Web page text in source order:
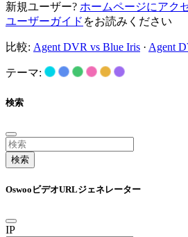
新規ユーザー? ホームページにアク
ユーザーガイド をお読みください
比較: Agent DVR vs Blue Iris · Agent
テーマ:
検索
検索
OswooビデオURLジェネレーター
IP